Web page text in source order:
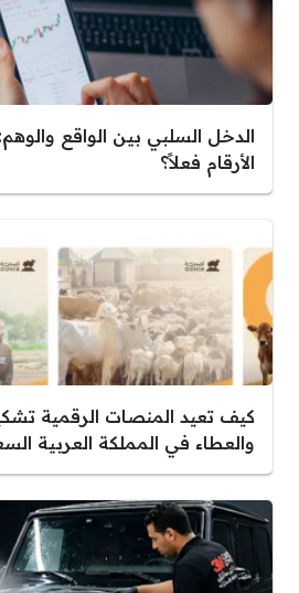
الدخل السلبي بين الواقع
الأرقام فعلاً؟
كيف تعيد المنصات الرقمية
والعطاء في المملكة العربية